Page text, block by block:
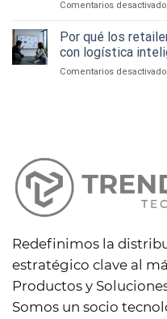
Comentarios
Por qué los
con logística
Comentarios
Redefinimos la
estratégico clave al
Productos y
Somos un socio